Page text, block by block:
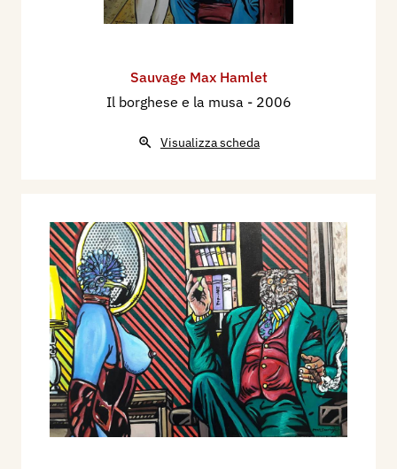
Sauvage Max Hamlet
Il borghese e la musa - 2006
Visualizza scheda